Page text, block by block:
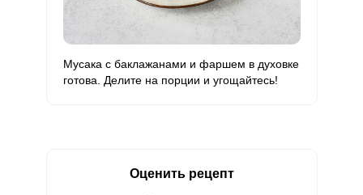
Мусака с баклажанами и фаршем в духовке
готова. Делите на порции и угощайтесь!
Оценить рецепт